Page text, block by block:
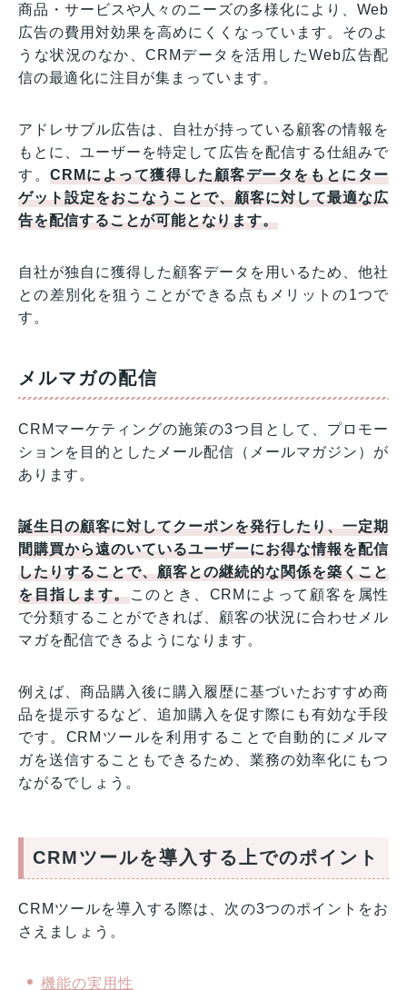
商品・サービスや人々のニーズの多様化により、Web
広告の費用対効果を高めにくくなっています。そのよ
うな状況のなか、CRMデータを活用したWeb広告配
信の最適化に注目が集まっています。
アドレサブル広告は、自社が持っている顧客の情報を
もとに、ユーザーを特定して広告を配信する仕組みで
す。CRMによって獲得した顧客データをもとにター
ゲット設定をおこなうことで、顧客に対して最適な広
告を配信することが可能となります。
自社が独自に獲得した顧客データを用いるため、他社
との差別化を狙うことができる点もメリットの1つで
す。
メルマガの配信
CRMマーケティングの施策の3つ目として、プロモー
ションを目的としたメール配信（メールマガジン）が
あります。
誕生日の顧客に対してクーポンを発行したり、一定期
間購買から遠のいているユーザーにお得な情報を配信
したりすることで、顧客との継続的な関係を築くこと
を目指します。このとき、CRMによって顧客を属性
で分類することができれば、顧客の状況に合わせメル
マガを配信できるようになります。
例えば、商品購入後に購入履歴に基づいたおすすめ商
品を提示するなど、追加購入を促す際にも有効な手段
です。CRMツールを利用することで自動的にメルマ
ガを送信することもできるため、業務の効率化にもつ
ながるでしょう。
CRMツールを導入する上でのポイント
CRMツールを導入する際は、次の3つのポイントをお
さえましょう。
機能の実用性